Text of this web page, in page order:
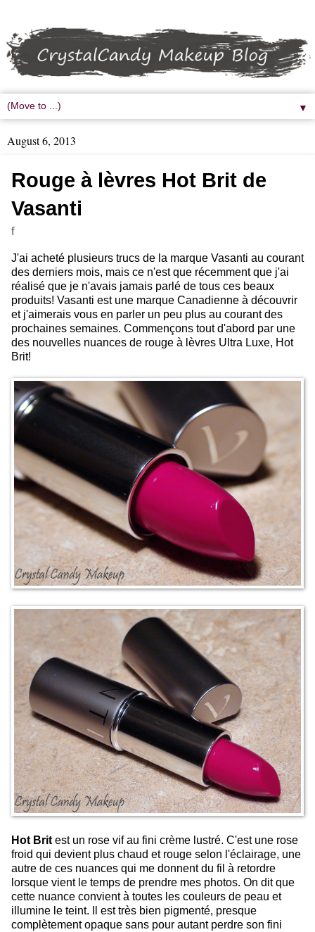
▼
August 6, 2013
Rouge à lèvres Hot Brit de
Vasanti
f
J'ai acheté plusieurs trucs de la marque Vasanti au courant
des derniers mois, mais ce n'est que récemment que j'ai
réalisé que je n'avais jamais parlé de tous ces beaux
produits! Vasanti est une marque Canadienne à découvrir
et j'aimerais vous en parler un peu plus au courant des
prochaines semaines. Commençons tout d'abord par une
des nouvelles nuances de rouge à lèvres Ultra Luxe, Hot
Brit!
Hot Brit est un rose vif au fini crème lustré. C'est une rose
froid qui devient plus chaud et rouge selon l'éclairage, une
autre de ces nuances qui me donnent du fil à retordre
lorsque vient le temps de prendre mes photos. On dit que
cette nuance convient à toutes les couleurs de peau et
illumine le teint. Il est très bien pigmenté, presque
complètement opaque sans pour autant perdre son fini